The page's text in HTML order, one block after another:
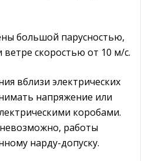
большой парусностью,
скоростью от 10 м/с.
вблизи электрических
напряжение или
коробами.
работы
нарду-допуску.